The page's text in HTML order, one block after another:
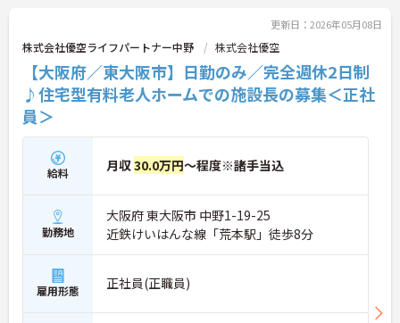
更新日：2026年05月08日
株式会社優空ライフパートナー中野 株式会社優空
【大阪府／東大阪市】日勤のみ／完全週休2日制
♪住宅型有料老人ホームでの施設長の募集＜正社
員＞
給料 月収30.0万円～程度※諸手当込
勤務地
大阪府 東大阪市 中野1-19-25
近鉄けいはんな線「荒本駅」徒歩8分
雇用形態 正社員(正職員)